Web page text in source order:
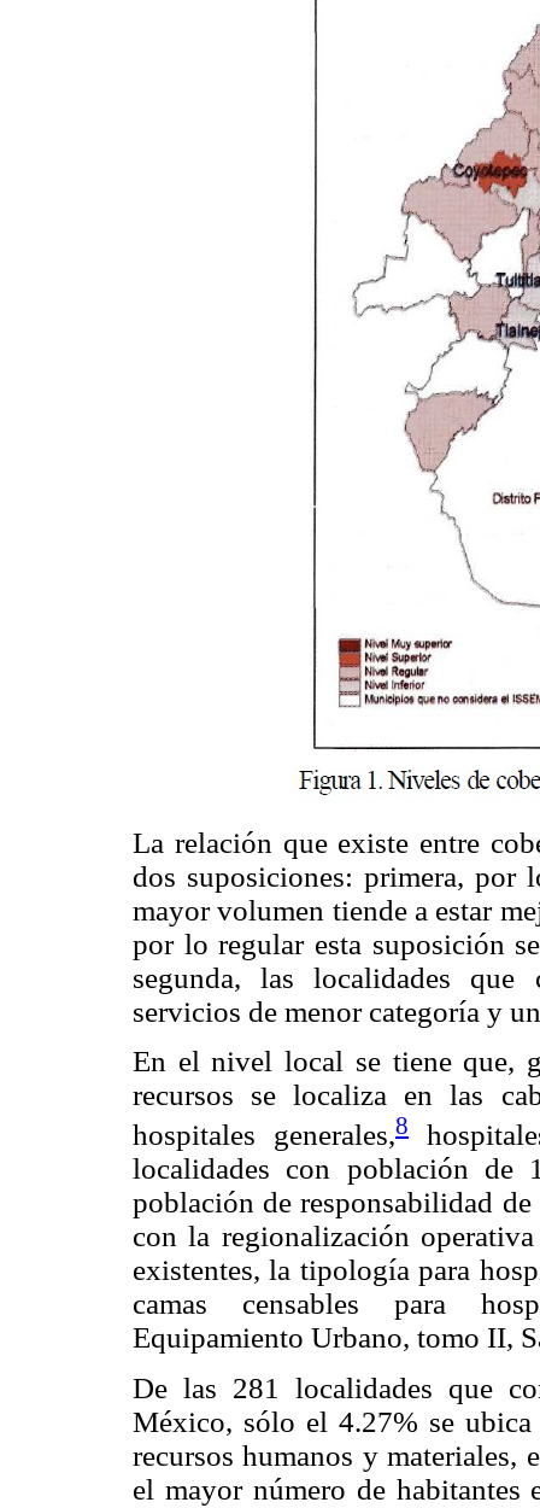
La relación que existe entre
dos suposiciones: primera, por
mayor volumen tiende a estar
por lo regular esta suposición
segunda, las localidades que
servicios de menor categoría y
En el nivel local se tiene que,
recursos se localiza en las
hospitales generales,8
localidades con población
población de responsabilidad
con la regionalización
existentes, la tipología para
camas censables para
Equipamiento Urbano, tomo II,
De las 281 localidades que
México, sólo el 4.27% se
recursos humanos y materiales,
el mayor número de habitantes